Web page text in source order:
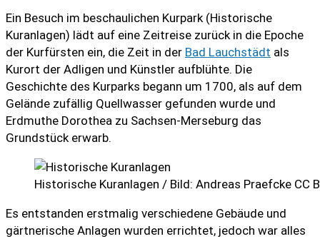
Ein Besuch im beschaulichen Kurpark (Historische
Kuranlagen) lädt auf eine Zeitreise zurück in die Epoche
der Kurfürsten ein, die Zeit in der Bad Lauchstädt als
Kurort der Adligen und Künstler aufblühte. Die
Geschichte des Kurparks begann um 1700, als auf dem
Gelände zufällig Quellwasser gefunden wurde und
Erdmuthe Dorothea zu Sachsen-Merseburg das
Grundstück erwarb.
Historische Kuranlagen / Bild: Andreas Praefcke CC
Es entstanden erstmalig verschiedene Gebäude und
gärtnerische Anlagen wurden errichtet, jedoch war alles